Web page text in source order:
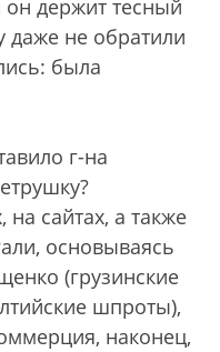
держит тесный
даже не обратили
была
г-на
сайтах, а также
основываясь
(грузинские
шпроты),
наконец,